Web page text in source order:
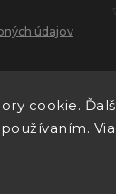
cookie.
údajov